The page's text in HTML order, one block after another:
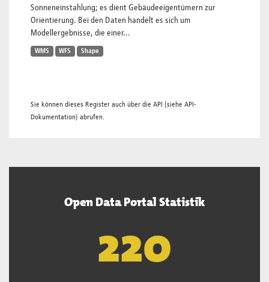
Sonneneinstahlung; es dient Gebäudeeigentümern zur
Orientierung. Bei den Daten handelt es sich um
Modellergebnisse, die einer...
WMS WFS Shape
Sie können dieses Register auch über die API (siehe API-
Dokumentation) abrufen.
Open Data Portal Statistik
222